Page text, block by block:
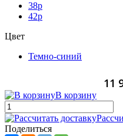
38p
42p
Цвет
Темно-синий
11
В корзину
Поделиться